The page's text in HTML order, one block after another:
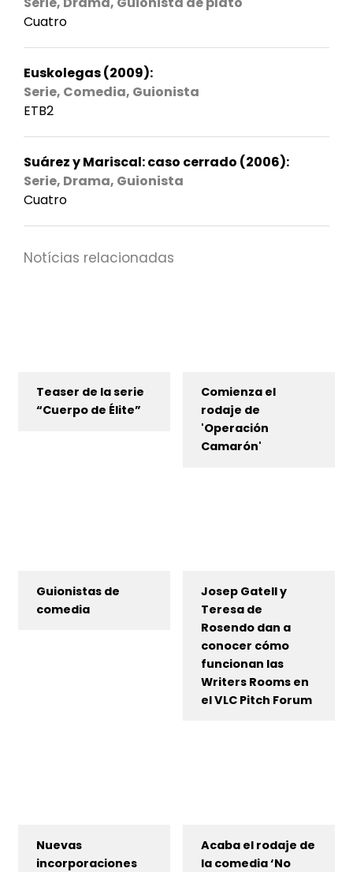
Cuatro
Euskolegas (2009):
Serie, Comedia, Guionista
ETB2
Suárez y Mariscal: caso cerrado (2006):
Serie, Drama, Guionista
Cuatro
Notícias relacionadas
Teaser de la serie
“Cuerpo de Élite”
Comienza el
rodaje de
'Operación
Camarón'
Guionistas de
comedia
Josep Gatell y
Teresa de
Rosendo dan a
conocer cómo
funcionan las
Writers Rooms en
el VLC Pitch Forum
Nuevas
incorporaciones
Acaba el rodaje de
la comedia ‘No